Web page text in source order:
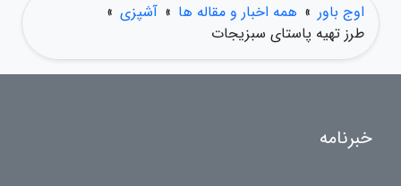
اوج باور » همه اخبار و مقاله ها » آشپزی »
طرز تهیه پاستای سبزیجات
خبرنامه